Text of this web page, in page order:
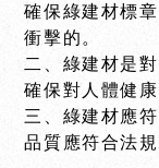
確保綠建材標
衝擊的。
二、綠建材是
確保對人體健
三、綠建材應
品質應符合法